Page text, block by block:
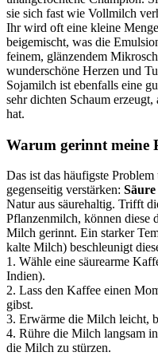
sie sich fast wie Vollmilch
Ihr wird oft eine kleine
beigemischt, was die
feinem, glänzendem
wunderschöne Herzen und
Sojamilch ist ebenfalls eine
sehr dichten Schaum
hat.
Warum gerinnt meine
Das ist das häufigste
gegenseitig verstärken:
Natur aus säurehaltig. Trifft
Pflanzenmilch, können diese
Milch gerinnt. Ein starker
kalte Milch) beschleunigt
1. Wähle eine säurearme
Indien).
2. Lass den Kaffee einen
gibst.
3. Erwärme die Milch leicht,
4. Rühre die Milch langsam
die Milch zu stürzen.